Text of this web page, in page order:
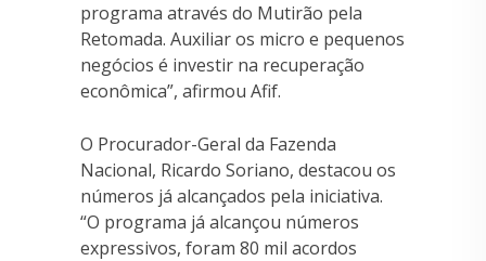
programa através do Mutirão pela
Retomada. Auxiliar os micro e pequenos
negócios é investir na recuperação
econômica”, afirmou Afif.
O Procurador-Geral da Fazenda
Nacional, Ricardo Soriano, destacou os
números já alcançados pela iniciativa.
“O programa já alcançou números
expressivos, foram 80 mil acordos